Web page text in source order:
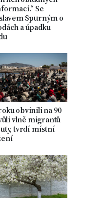
Se
Spurným o
a úpadku
obvinili na 90
vlně migrantů
tvrdí místní